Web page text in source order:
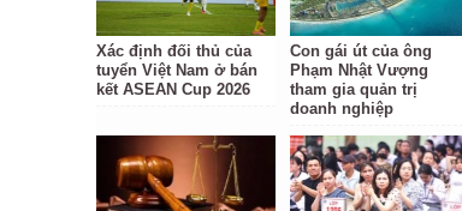
Xác định đối thủ của
tuyển Việt Nam ở bán
kết ASEAN Cup 2026
Con gái út của ông
Phạm Nhật Vượng
tham gia quản trị
doanh nghiệp